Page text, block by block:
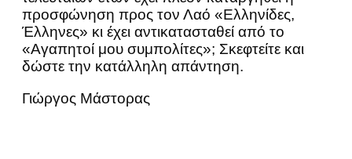
προσφώνηση προς τον Λαό «Ελληνίδες,
Έλληνες» κι έχει αντικατασταθεί από το
«Αγαπητοί μου συμπολίτες»; Σκεφτείτε και
δώστε την κατάλληλη απάντηση.
Γιώργος Μάστορας